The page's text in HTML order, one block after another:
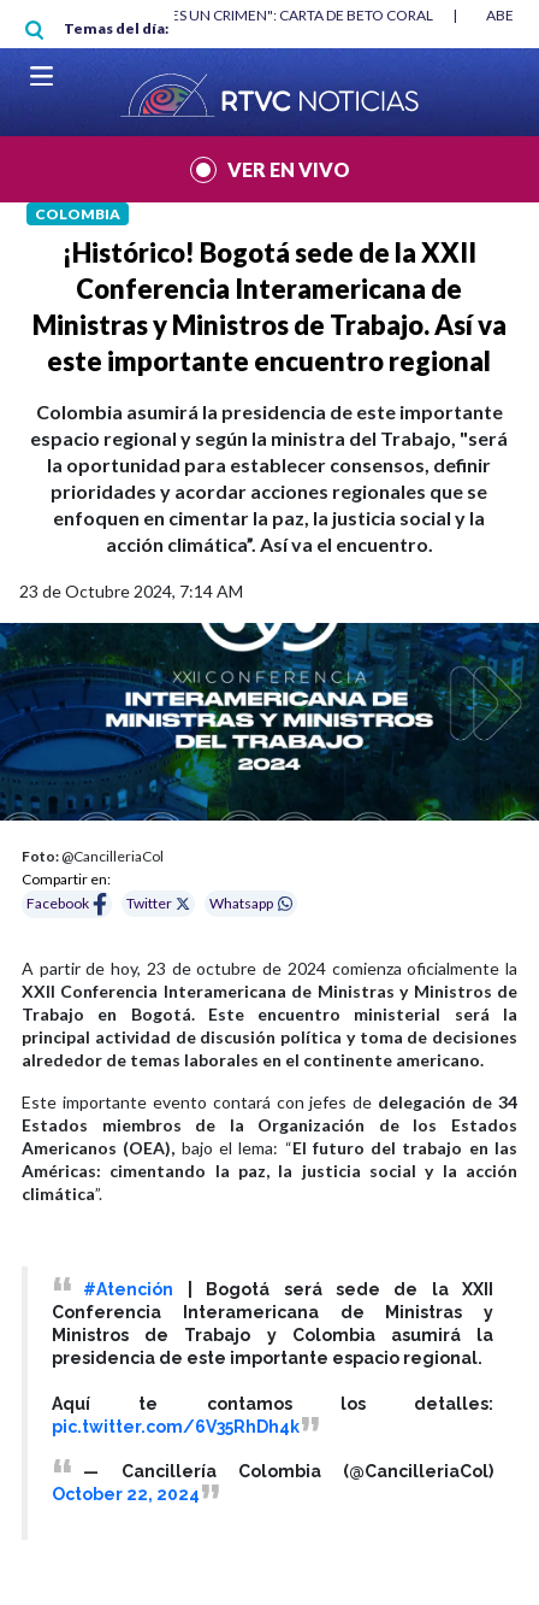
Pasar al contenido principal
Temas del día:
"HABLAR NO ES UN CRIMEN": CARTA DE BETO CORAL |
VER EN VIVO
COLOMBIA
¡Histórico! Bogotá sede de la XXII
Conferencia Interamericana de
Ministras y Ministros de Trabajo. Así va
este importante encuentro regional
Colombia asumirá la presidencia de este importante
espacio regional y según la ministra del Trabajo, "será
la oportunidad para establecer consensos, definir
prioridades y acordar acciones regionales que se
enfoquen en cimentar la paz, la justicia social y la
acción climática”. Así va el encuentro.
23 de Octubre 2024, 7:14 AM
Foto: @CancilleriaCol
Compartir en:
Facebook
Twitter Whatsapp
A partir de hoy, 23 de octubre de 2024 comienza oficialmente la
XXII Conferencia Interamericana de Ministras y Ministros de
Trabajo en Bogotá. Este encuentro ministerial será la
principal actividad de discusión política y toma de decisiones
alrededor de temas laborales en el continente americano.
Este importante evento contará con jefes de delegación de 34
Estados miembros de la Organización de los Estados
Americanos (OEA), bajo el lema: “El futuro del trabajo en las
Américas: cimentando la paz, la justicia social y la acción
climática”.
#Atención | Bogotá será sede de la XXII
Conferencia Interamericana de Ministras y
Ministros de Trabajo y Colombia asumirá la
presidencia de este importante espacio regional.
Aquí te contamos los detalles:
pic.twitter.com/6V35RhDh4k
— Cancillería Colombia (@CancilleriaCol)
October 22, 2024